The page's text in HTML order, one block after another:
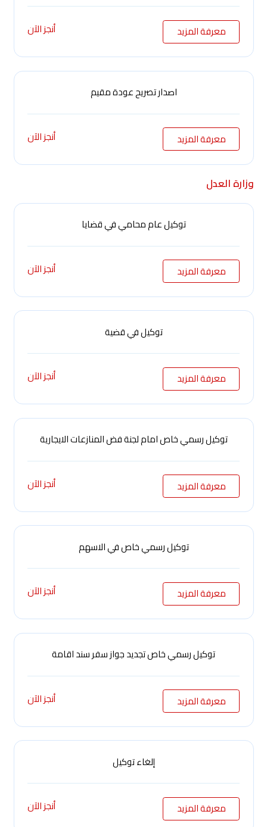
أنجز الآن معرفة المزيد
اصدار تصريح عودة مقيم
أنجز الآن معرفة المزيد
وزارة العدل
توكيل عام محامي في قضايا
أنجز الآن معرفة المزيد
توكيل في قضية
أنجز الآن معرفة المزيد
توكيل رسمي خاص امام لجنة فض المنازعات الايجارية
أنجز الآن معرفة المزيد
توكيل رسمي خاص في الاسهم
أنجز الآن معرفة المزيد
توكيل رسمي خاص تجديد جواز سفر سند اقامة
أنجز الآن معرفة المزيد
إلغاء توكيل
أنجز الآن معرفة المزيد